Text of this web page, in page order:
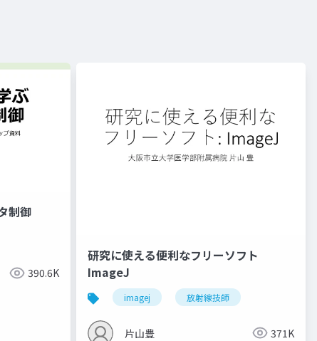
制御
390.6K
研究に使える便利なフリーソフト
ImageJ
imagej 放射線技師
片山豊 371K